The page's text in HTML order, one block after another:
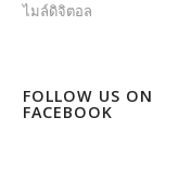
ไมล์ดิจิตอล
FOLLOW US ON
FACEBOOK